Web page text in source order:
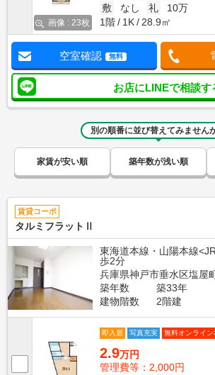
画像 : 23枚
敷
なし 礼
10万
1階
1K 28.9㎡
空室確認 無料
お店にLINEで相談す
別の順番に並び替えてみません
家賃が安い順 築年数が浅い順
賃貸コーポ
タルミフラットⅡ
東海道本線・山陽本線
歩2分
兵庫県神戸市垂水区塩屋
築年数
築33年
建物階数
2階建
即入居 写真充実 無料オンライン
2.9万円
管理費等：2,000円